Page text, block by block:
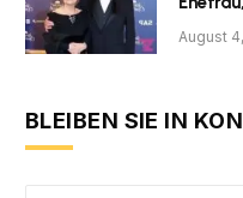
August
BLEIBEN SIE IN